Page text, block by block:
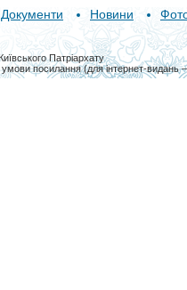
Документи Новини
Патріархату
посилання (для інтернет-видань